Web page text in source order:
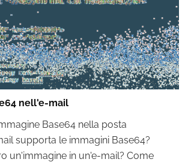
nell'e-mail
Base64 nella posta
supporta le immagini Base64?
un'immagine in un'e-mail? Come